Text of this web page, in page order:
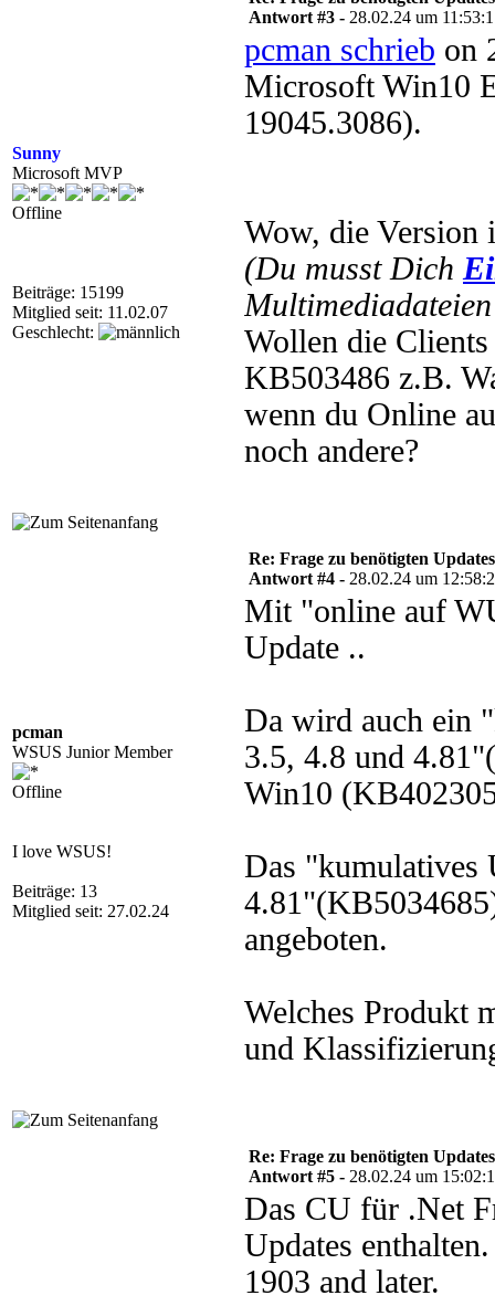
Sunny
Microsoft MVP
Offline
Beiträge: 15199
Mitglied seit: 11.02.07
Geschlecht:
Antwort #3 - 28.02.24 um
pcman schrieb on
Microsoft Win10
19045.3086).
Wow, die Version
(Du musst Dich
Wollen die
KB503486 z.B.
wenn du Online
noch andere?
pcman
WSUS Junior Member
Offline
I love WSUS!
Beiträge: 13
Mitglied seit: 27.02.24
Re: Frage zu benötigten
Antwort #4 - 28.02.24 um
Mit "online auf
Update ..
Da wird auch ein
3.5, 4.8 und
Win10
Das "kumulatives
angeboten.
Welches Produkt
und
Re: Frage zu benötigten
Antwort #5 - 28.02.24 um
Das CU für .Net
Updates
1903 and later.